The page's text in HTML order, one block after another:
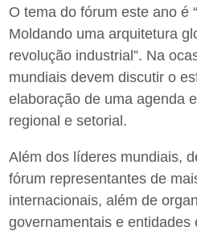
O tema do fórum este ano é
Moldando uma arquitetura
revolução industrial”. Na
mundiais devem discutir o
elaboração de uma agenda
regional e setorial.
Além dos líderes mundiais,
fórum representantes de
internacionais, além de
governamentais e entidades